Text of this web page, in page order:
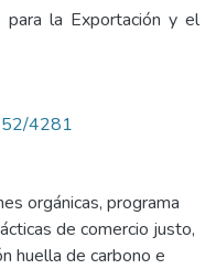
para la Exportación y el
4281
orgánicas, programa
de comercio justo,
huella de carbono e